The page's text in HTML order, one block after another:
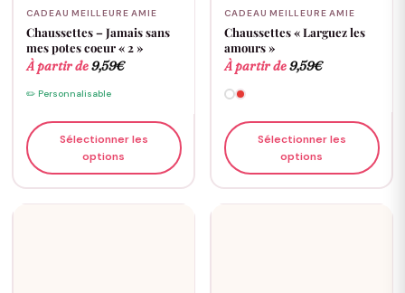
CADEAU MEILLEURE AMIE
Chaussettes – Jamais sans
mes potes coeur « 2 »
À partir de9,59€
✏️ Personnalisable
Sélectionner les
options
CADEAU MEILLEURE AMIE
Chaussettes « Larguez les
amours »
À partir de9,59€
Sélectionner les
options